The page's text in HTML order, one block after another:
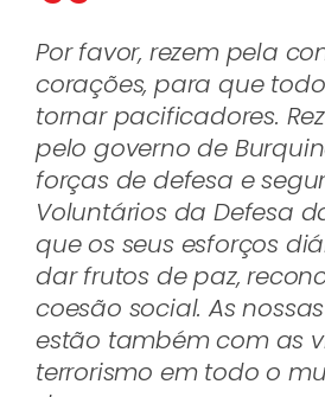
Por favor, rezem pela
corações, para que
tornar pacificadores.
pelo governo de
forças de defesa e
Voluntários da Defesa
que os seus esforços
dar frutos de paz,
coesão social. As
estão também com as
terrorismo em todo o